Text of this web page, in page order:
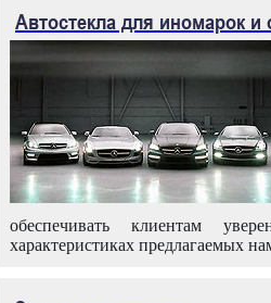
Автостекла для иномарок
обеспечивать клиентам
характеристиках предлагаемых